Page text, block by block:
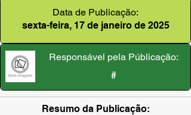
Data de Publicação:
sexta-feira, 17 de janeiro de 2025
Responsável pela Públicação:
#
Resumo da Publicação: